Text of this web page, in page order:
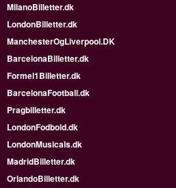
MilanoBilletter.dk
LondonBilletter.dk
ManchesterOgLiverpool.DK
BarcelonaBilletter.dk
Formel1Billetter.dk
BarcelonaFootball.dk
Pragbilletter.dk
LondonFodbold.dk
LondonMusicals.dk
MadridBilletter.dk
OrlandoBilletter.dk